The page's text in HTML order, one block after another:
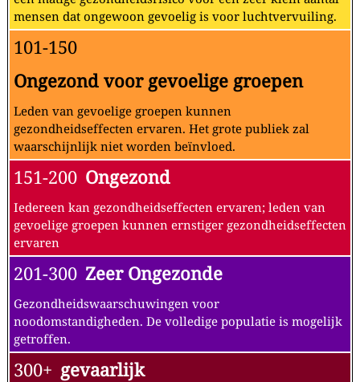
mensen dat ongewoon gevoelig is voor luchtvervuiling.
101-150
Ongezond voor gevoelige groepen
Leden van gevoelige groepen kunnen
gezondheidseffecten ervaren. Het grote publiek zal
waarschijnlijk niet worden beïnvloed.
151-200 Ongezond
Iedereen kan gezondheidseffecten ervaren; leden van
gevoelige groepen kunnen ernstiger gezondheidseffecten
ervaren
201-300 Zeer Ongezonde
Gezondheidswaarschuwingen voor
noodomstandigheden. De volledige populatie is mogelijk
getroffen.
300+ gevaarlijk